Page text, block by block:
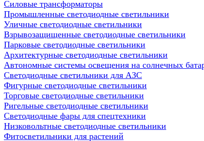
Силовые трансформаторы
Промышленные светодиодные светильники
Уличные светодиодные светильники
Взрывозащищенные светодиодные светильники
Парковые светодиодные светильники
Архитектурные светодиодные светильники
Автономные системы освещения на солнечных
Светодиодные светильники для АЗС
Фигурные светодиодные светильники
Торговые светодиодные светильники
Ригельные светодиодные светильники
Cветодиодные фары для спецтехники
Низковольтные светодиодные светильники
Фитосветильники для растений